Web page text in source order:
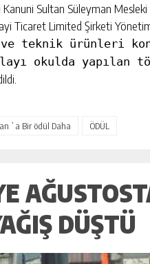
Sultan Süleyman
Ticaret Limited Şirketi Yönetim
teknik ürünleri
okulda yapılan
`a Bir ödül Daha ÖDÜL
DÜŞTÜ